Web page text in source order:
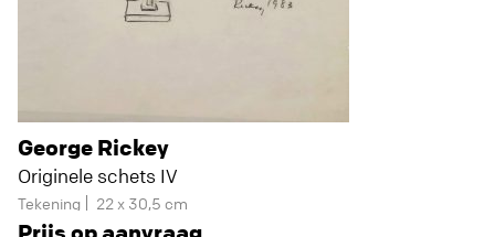
George Rickey
Originele schets IV
Tekening 22 x 30,5 cm